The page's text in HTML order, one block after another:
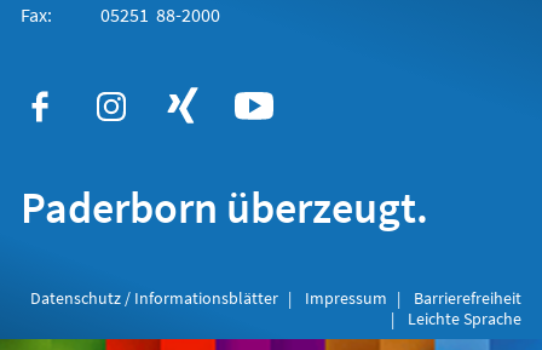
Fax:
05251 88-2000
Paderborn überzeugt.
Datenschutz / Informationsblätter Impressum
Barrierefreiheit
Leichte Sprache